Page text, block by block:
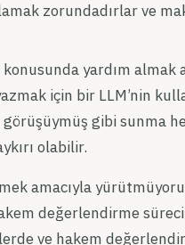
zorundadırlar ve
yardım almak
için bir LLM’nin
gibi sunma
olabilir.
amacıyla
değerlendirme
ve hakem